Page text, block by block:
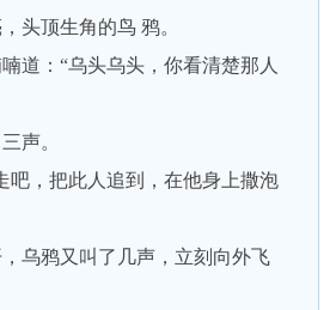
头顶生角的鸟 鸦。
：“乌头乌头，你看清楚那人
声。
，把此人追到，在他身上撒泡
鸦又叫了几声，立刻向外飞